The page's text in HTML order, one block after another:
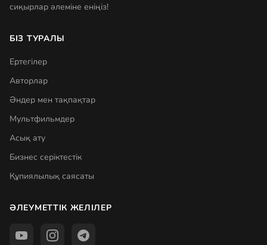
сиқырлар әлеміне еніңіз!
БІЗ ТУРАЛЫ
Ертегілер
Авторлар
Әндер мен тақпақтар
Мультфильмдер
Асық ату
Бизнес серіктестік
Құпиялылық саясаты
ӘЛЕУМЕТТІК ЖЕЛІЛЕР